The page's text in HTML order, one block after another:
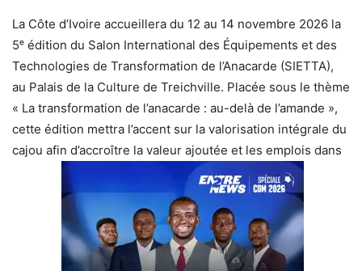
La Côte d’Ivoire accueillera du 12 au 14 novembre 2026 la
5ᵉ édition du Salon International des Équipements et des
Technologies de Transformation de l’Anacarde (SIETTA),
au Palais de la Culture de Treichville. Placée sous le thème
« La transformation de l’anacarde : au-delà de l’amande »,
cette édition mettra l’accent sur la valorisation intégrale du
cajou afin d’accroître la valeur ajoutée et les emplois dans